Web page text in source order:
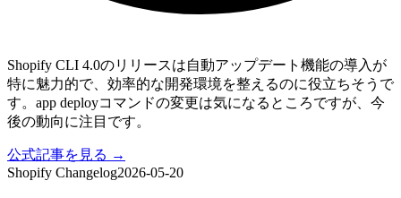
Shopify CLI 4.0のリリースは自動アップデート機能の導入が
特に魅力的で、効率的な開発環境を整えるのに役立ちそうで
す。app deployコマンドの変更は気になるところですが、今
後の動向に注目です。
公式記事を見る →
Shopify Changelog2026-05-20